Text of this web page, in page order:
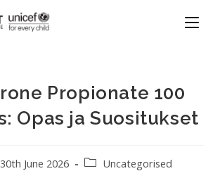
Propionate 100
Opas ja Suositukset
30th June 2026 Uncategorised